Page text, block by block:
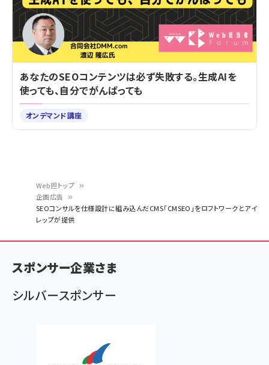
く
ず
Web担トップ
企画広告
SEOコンサルを仕様設計に組み込んだCMS「CMSEO」をロフトワークとアイ
レップが提供
あなたのSEOコンテンツは必ず失敗する。生成AIを
使っても、自分でがんばっても
オンデマンド講座
スポンサー企業さま
シルバースポンサー